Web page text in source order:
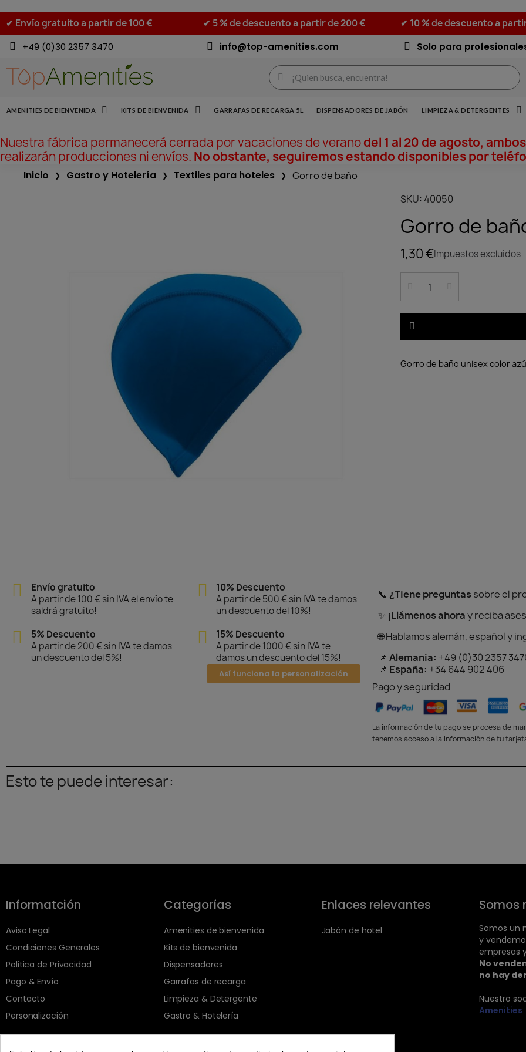
✔ Envío gratuito a partir de 100 € ✔ 5 % de descuento a partir de 200 € ✔ 10 % de descuento a
+49 (0)30 2357 3470
info@top-amenities.com Solo para
AMENITIES DE BIENVENIDA KITS DE BIENVENIDA GARRAFAS DE RECARGA 5L DISPENSADORES DE JABÓN LIMPIEZA & DETERGENTES
Nuestra fábrica permanecerá cerrada por vacaciones de veranodel 1 al 20 de agosto,
realizarán producciones ni envíos. No obstante, seguiremos estando disponibles por
Inicio Gastro y Hotelería Textiles para hoteles
Gorro de baño
SKU 40050
Gorro de
1,30 €Impuestos excluidos
Gorro de baño unisex color
Envío gratuito
A partir de 100 € sin IVA el envío te
saldrá gratuito!
5% Descuento
A partir de 200 € sin IVA te damos
un descuento del 5%!
10% Descuento
A partir de 500 € sin IVA te damos
un descuento del 10%!
15% Descuento
A partir de 1000 € sin IVA te
damos un descuento del 15%!
Así funciona la personalización
📞 ¿Tiene preguntassobre el
✨ ¡Llámenos ahoray reciba
🌐 Hablamos alemán, español y
📌 Alemania: +49 (0)30 2357
📌 España: +34 644 902 406
Pago y seguridad
La información de tu pago se procesa de
tenemos acceso a la información de tu
Esto te puede interesar:
Informatción
Aviso Legal
Condiciones Generales
Politica de Privacidad
Pago & Envío
Contacto
Personalización
Categorías
Amenities de bienvenida
Kits de bienvenida
Dispensadores
Garrafas de recarga
Limpieza & Detergente
Gastro & Hotelería
Enlaces relevantes
Jabón de hotel
Somos
Somos un
y
empresas
No
no hay
Nuestro
Amenities